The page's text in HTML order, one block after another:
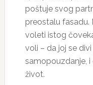
poštuje svog
preostalu fasadu.
voleti istog
voli – da joj se
samopouzdanje, i
život.